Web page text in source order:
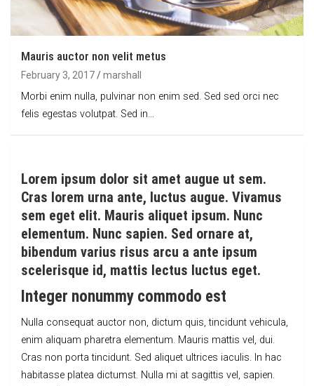
Mauris auctor non velit metus
February 3, 2017 marshall
Morbi enim nulla, pulvinar non enim sed. Sed sed orci nec
felis egestas volutpat. Sed in…
Lorem ipsum dolor sit amet augue ut sem.
Cras lorem urna ante, luctus augue. Vivamus
sem eget elit. Mauris aliquet ipsum. Nunc
elementum. Nunc sapien. Sed ornare at,
bibendum varius risus arcu a ante ipsum
scelerisque id, mattis lectus luctus eget.
Integer nonummy commodo est
Nulla consequat auctor non, dictum quis, tincidunt vehicula,
enim aliquam pharetra elementum. Mauris mattis vel, dui.
Cras non porta tincidunt. Sed aliquet ultrices iaculis. In hac
habitasse platea dictumst. Nulla mi at sagittis vel, sapien.